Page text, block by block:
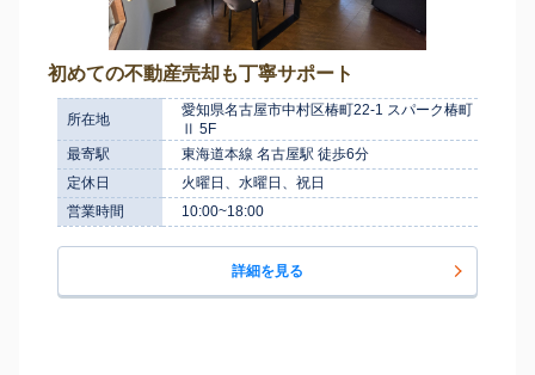
初めての不動産売却も丁寧サポート
所在地
愛知県名古屋市中村区椿町22-1 スパーク椿町
Ⅱ 5F
最寄駅
東海道本線 名古屋駅 徒歩6分
定休日
火曜日、水曜日、祝日
営業時間
10:00~18:00
詳細を見る